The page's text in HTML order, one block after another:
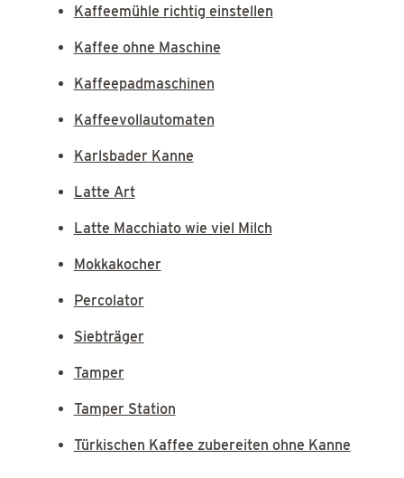
Kaffeemühle richtig einstellen
Kaffee ohne Maschine
Kaffeepadmaschinen
Kaffeevollautomaten
Karlsbader Kanne
Latte Art
Latte Macchiato wie viel Milch
Mokkakocher
Percolator
Siebträger
Tamper
Tamper Station
Türkischen Kaffee zubereiten ohne Kanne